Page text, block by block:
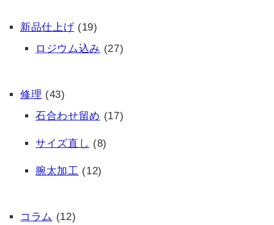
新品仕上げ (19)
ロジウム込み (27)
修理 (43)
石合わせ留め (17)
サイズ直し (8)
腕太加工 (12)
コラム (12)